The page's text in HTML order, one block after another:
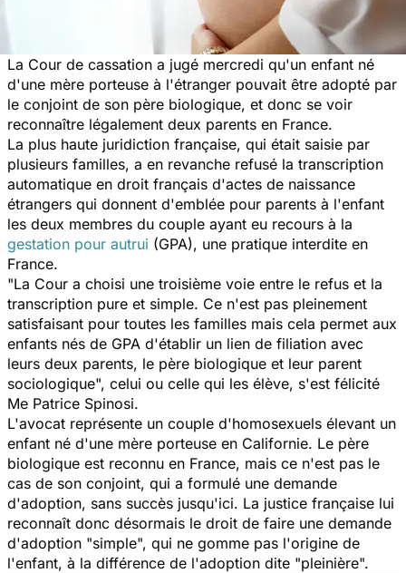
La Cour de cassation a jugé mercredi qu'un enfant né
d'une mère porteuse à l'étranger pouvait être adopté par
le conjoint de son père biologique, et donc se voir
reconnaître légalement deux parents en France.
La plus haute juridiction française, qui était saisie par
plusieurs familles, a en revanche refusé la transcription
automatique en droit français d'actes de naissance
étrangers qui donnent d'emblée pour parents à l'enfant
les deux membres du couple ayant eu recours à la
gestation pour autrui (GPA), une pratique interdite en
France.
"La Cour a choisi une troisième voie entre le refus et la
transcription pure et simple. Ce n'est pas pleinement
satisfaisant pour toutes les familles mais cela permet aux
enfants nés de GPA d'établir un lien de filiation avec
leurs deux parents, le père biologique et leur parent
sociologique", celui ou celle qui les élève, s'est félicité
Me Patrice Spinosi.
L'avocat représente un couple d'homosexuels élevant un
enfant né d'une mère porteuse en Californie. Le père
biologique est reconnu en France, mais ce n'est pas le
cas de son conjoint, qui a formulé une demande
d'adoption, sans succès jusqu'ici. La justice française lui
reconnaît donc désormais le droit de faire une demande
d'adoption "simple", qui ne gomme pas l'origine de
l'enfant, à la différence de l'adoption dite "pleinière".